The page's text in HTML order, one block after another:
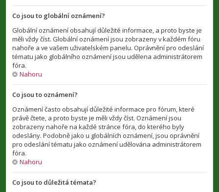
Co jsou to globální oznámení?
Globální oznámení obsahují důležité informace, a proto byste je
měli vždy číst. Globální oznámení jsou zobrazeny v každém fóru
nahoře a ve vašem uživatelském panelu. Oprávnění pro odeslání
tématu jako globálního oznámení jsou udělena administrátorem
fóra.
Nahoru
Co jsou to oznámení?
Oznámení často obsahují důležité informace pro fórum, které
právě čtete, a proto byste je měli vždy číst. Oznámení jsou
zobrazeny nahoře na každé stránce fóra, do kterého byly
odeslány. Podobně jako u globálních oznámení, jsou oprávnění
pro odeslání tématu jako oznámení udělována administrátorem
fóra.
Nahoru
Co jsou to důležitá témata?